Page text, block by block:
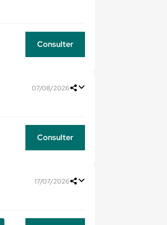
Consulter
07/08/2026
Consulter
17/07/2026